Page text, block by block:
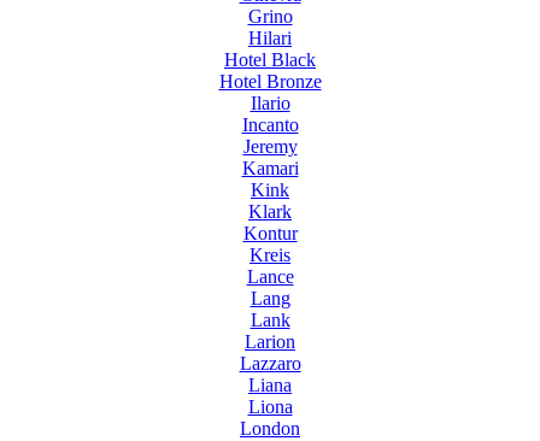
Grino
Hilari
Hotel Black
Hotel Bronze
Ilario
Incanto
Jeremy
Kamari
Kink
Klark
Kontur
Kreis
Lance
Lang
Lank
Larion
Lazzaro
Liana
Liona
London